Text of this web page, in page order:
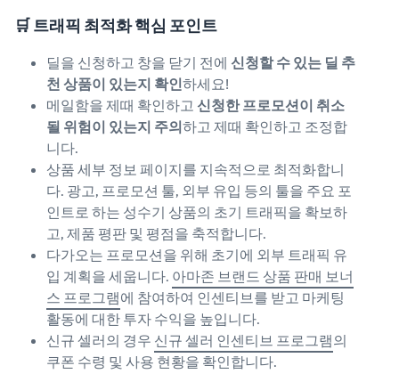
🛒 트래픽 최적화 핵심 포인트
딜을 신청하고 창을 닫기 전에 신청할 수 있는 딜 추
천 상품이 있는지 확인하세요!
메일함을 제때 확인하고 신청한 프로모션이 취소
될 위험이 있는지 주의하고 제때 확인하고 조정합
니다.
상품 세부 정보 페이지를 지속적으로 최적화합니
다. 광고, 프로모션 툴, 외부 유입 등의 툴을 주요 포
인트로 하는 성수기 상품의 초기 트래픽을 확보하
고, 제품 평판 및 평점을 축적합니다.
다가오는 프로모션을 위해 초기에 외부 트래픽 유
입 계획을 세웁니다. 아마존 브랜드 상품 판매 보너
스 프로그램에 참여하여 인센티브를 받고 마케팅
활동에 대한 투자 수익을 높입니다.
신규 셀러의 경우 신규 셀러 인센티브 프로그램의
쿠폰 수령 및 사용 현황을 확인합니다.